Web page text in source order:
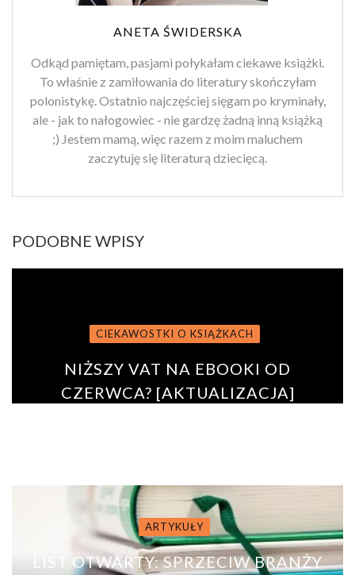
ANETA ŚWIDERSKA
Odkąd pamiętam, pasjami połykałam ciekawe książki.
To właśnie z zamiłowania do literatury skończyłam
polonistykę. Ostatnio najczęściej sięgam po kryminały,
ale - jak to nałogowiec - nie gardzę żadną inną książką
;) Jestem mamą, więc razem z moim maluchem
zaczytuję się literaturą dziecięcą.
PODOBNE WPISY
CIEKAWOSTKI O KSIĄŻKACH
NIŻSZY VAT NA EBOOKI OD
CZERWCA? [AKTUALIZACJA]
ARTYKUŁY
LIST OTWARTY: SPRZECIW BRANŻY